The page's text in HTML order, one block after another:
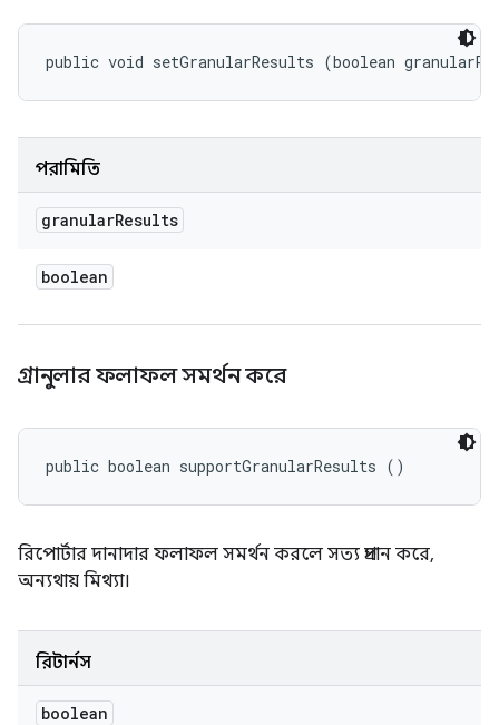
public void setGranularResults (boolean
পরামিতি
granularResults
boolean
গ্রানুলার ফলাফল সমর্থন করে
public boolean supportGranularResults ()
রিপোর্টার দানাদার ফলাফল সমর্থন করলে সত্য প্রদান করে,
অন্যথায় মিথ্যা।
রিটার্নস
boolean